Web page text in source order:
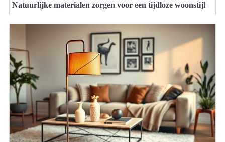
Natuurlijke materialen zorgen voor een tijdloze woonstijl